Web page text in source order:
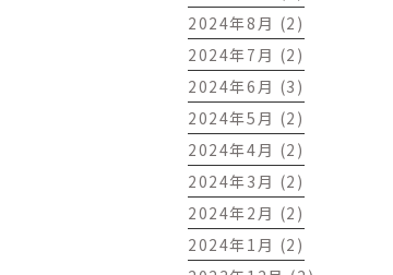
2024年8月 (2)
2024年7月 (2)
2024年6月 (3)
2024年5月 (2)
2024年4月 (2)
2024年3月 (2)
2024年2月 (2)
2024年1月 (2)